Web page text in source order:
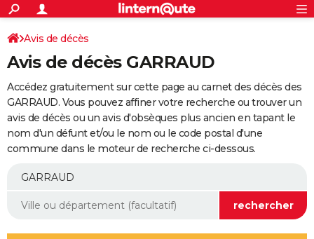
ACTUALITÉS
Politique
Société
Faits Divers
Education
Monde
Villes
+
SPORT
Coupe du monde 2026
Football
Tennis
Cyclisme
Rugby
Forum
Programme TV
TNT
Streaming
Cinéma
Sorties cinéma
Musique
+
FINANCE
Retraite
Epargne
Immobilier
Risques naturels par ville
Banque
Assurance
AUTO
Essais
Réserver un essai
Citadines
Berlines
SUV
Forum auto
+
Mobiles
Meilleur smartphone
Internet
Ordinateurs
Jeux vidéo
Guide high-tech
Aménagement intérieur
Avis de décès
Avis de décès GARRAUD
Accédez gratuitement sur cette page au carnet des décès des
GARRAUD. Vous pouvez affiner votre recherche ou trouver un
avis de décès ou un avis d'obsèques plus ancien en tapant le
nom d'un défunt et/ou le nom ou le code postal d'une
commune dans le moteur de recherche ci-dessous.